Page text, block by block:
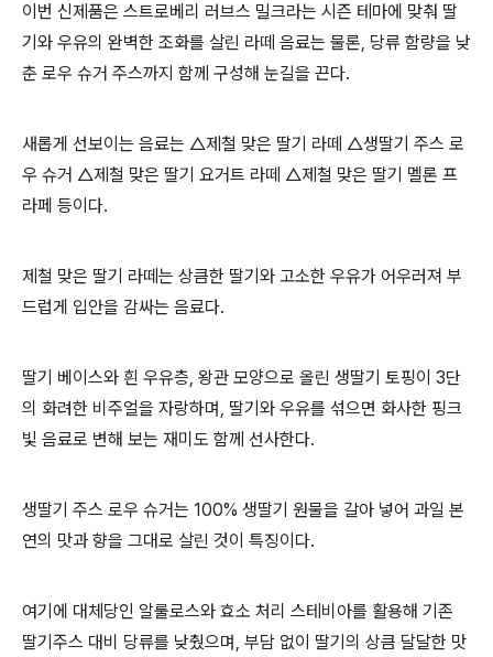
이번 신제품은 스트로베리 러브스 밀크라는 시즌 테마에 맞춰 딸
기와 우유의 완벽한 조화를 살린 라떼 음료는 물론, 당류 함량을 낮
춘 로우 슈거 주스까지 함께 구성해 눈길을 끈다.
새롭게 선보이는 음료는 △제철 맞은 딸기 라떼 △생딸기 주스 로
우 슈거 △제철 맞은 딸기 요거트 라떼 △제철 맞은 딸기 멜론 프
라페 등이다.
제철 맞은 딸기 라떼는 상큼한 딸기와 고소한 우유가 어우러져 부
드럽게 입안을 감싸는 음료다.
딸기 베이스와 흰 우유층, 왕관 모양으로 올린 생딸기 토핑이 3단
의 화려한 비주얼을 자랑하며, 딸기와 우유를 섞으면 화사한 핑크
빛 음료로 변해 보는 재미도 함께 선사한다.
생딸기 주스 로우 슈거는 100% 생딸기 원물을 갈아 넣어 과일 본
연의 맛과 향을 그대로 살린 것이 특징이다.
여기에 대체당인 알룰로스와 효소 처리 스테비아를 활용해 기존
딸기주스 대비 당류를 낮췄으며, 부담 없이 딸기의 상큼 달달한 맛